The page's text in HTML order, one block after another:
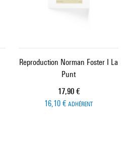
Reproduction Norman Foster I La
Punt
Prix ​​actuel
17,90 €
16,10 € ADHÉRENT